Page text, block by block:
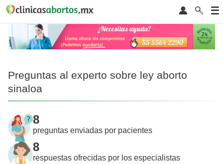
Preguntas al experto sobre ley aborto
sinaloa
8
preguntas enviadas por pacientes
8
respuestas ofrecidas por los especialistas